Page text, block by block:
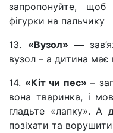
запропонуйте, щоб
фігурки на пальчику
13. «Вузол» —
вузол – а дитина має
14. «Кіт чи пес» –
вона тваринка, і
гладьте «лапку». А
позіхати та